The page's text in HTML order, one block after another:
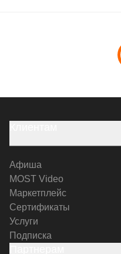
Афиша
MOST Video
Маркетплейс
Сертификаты
Услуги
Подписка